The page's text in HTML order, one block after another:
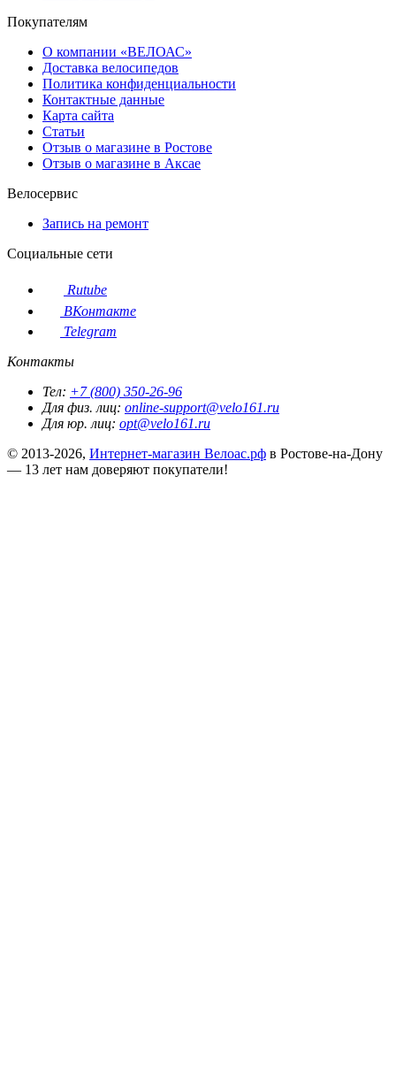
Покупателям
О компании «ВЕЛОАС»
Доставка велосипедов
Политика конфиденциальности
Контактные данные
Карта сайта
Статьи
Отзыв о магазине в Ростове
Отзыв о магазине в Аксае
Велосервис
Запись на ремонт
Социальные сети
Rutube
ВКонтакте
Telegram
Контакты
Тел: +7 (800) 350-26-96
Для физ. лиц: online-support@velo161.ru
Для юр. лиц: opt@velo161.ru
© 2013-2026, Интернет-магазин Велоас.рф в Ростове-на-Дону
— 13 лет нам доверяют покупатели!